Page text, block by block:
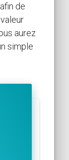
de
aurez
simple